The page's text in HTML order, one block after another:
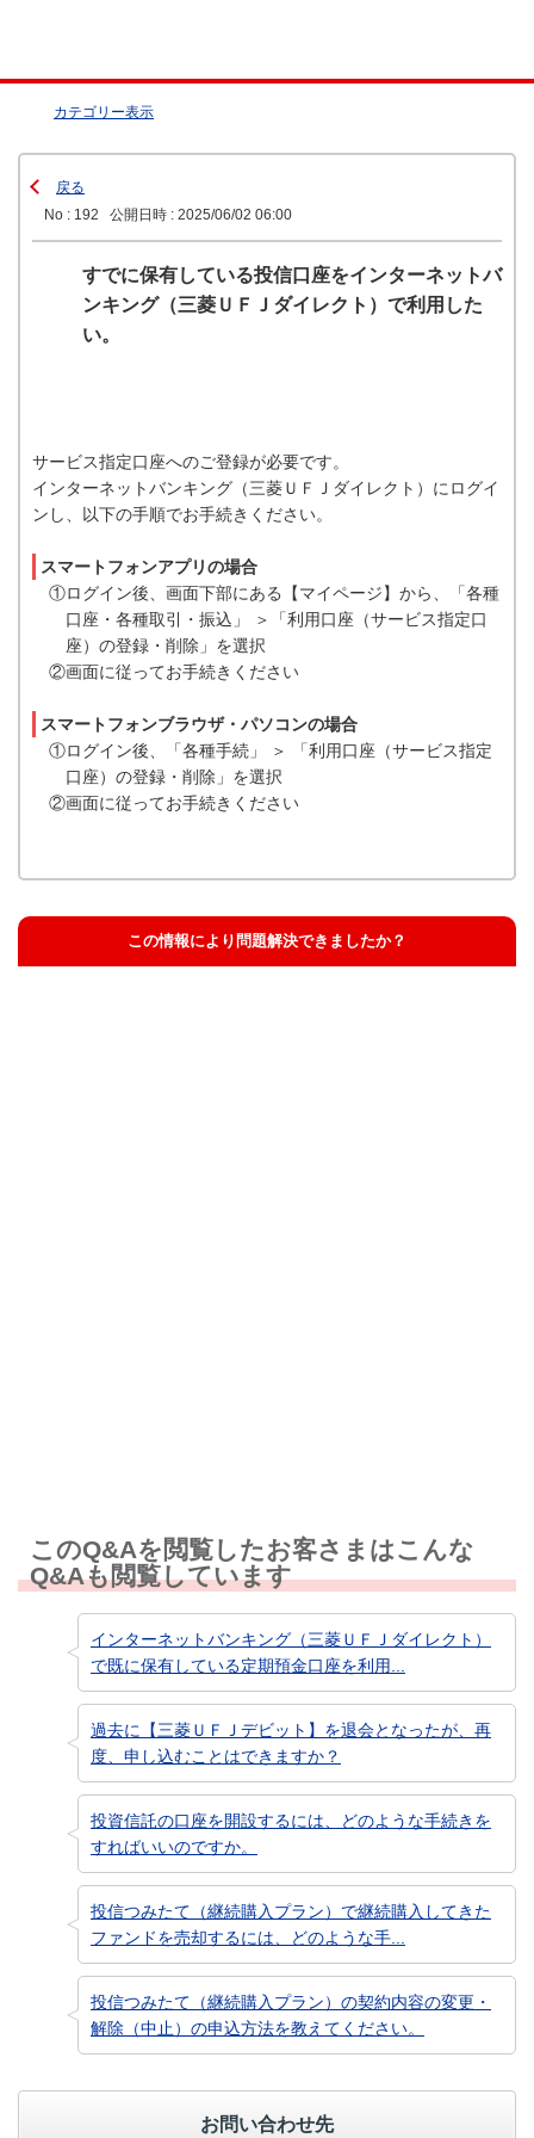
カテゴリー表示
戻る
No : 192
公開日時 : 2025/06/02 06:00
すでに保有している投信口座をインターネットバ
ンキング（三菱ＵＦＪダイレクト）で利用した
い。
サービス指定口座へのご登録が必要です。
インターネットバンキング（三菱ＵＦＪダイレクト）にログイ
ンし、以下の手順でお手続きください。
スマートフォンアプリの場合
①ログイン後、画面下部にある【マイページ】から、「各種
口座・各種取引・振込」 ＞「利用口座（サービス指定口
座）の登録・削除」を選択
②画面に従ってお手続きください
スマートフォンブラウザ・パソコンの場合
①ログイン後、「各種手続」 ＞ 「利用口座（サービス指定
口座）の登録・削除」を選択
②画面に従ってお手続きください
この情報により問題解決できましたか？
このQ&Aを閲覧したお客さまはこんな
Q&Aも閲覧しています
インターネットバンキング（三菱ＵＦＪダイレクト）
で既に保有している定期預金口座を利用...
過去に【三菱ＵＦＪデビット】を退会となったが、再
度、申し込むことはできますか？
投資信託の口座を開設するには、どのような手続きを
すればいいのですか。
投信つみたて（継続購入プラン）で継続購入してきた
ファンドを売却するには、どのような手...
投信つみたて（継続購入プラン）の契約内容の変更・
解除（中止）の申込方法を教えてください。
お問い合わせ先